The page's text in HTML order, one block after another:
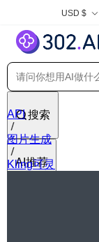
USD $
搜索
AI推荐
API
图片生成
Kling可灵